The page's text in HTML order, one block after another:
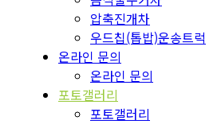
압축진개차
우드칩(톱밥)운송트럭
온라인 문의
온라인 문의
포토갤러리
포토갤러리